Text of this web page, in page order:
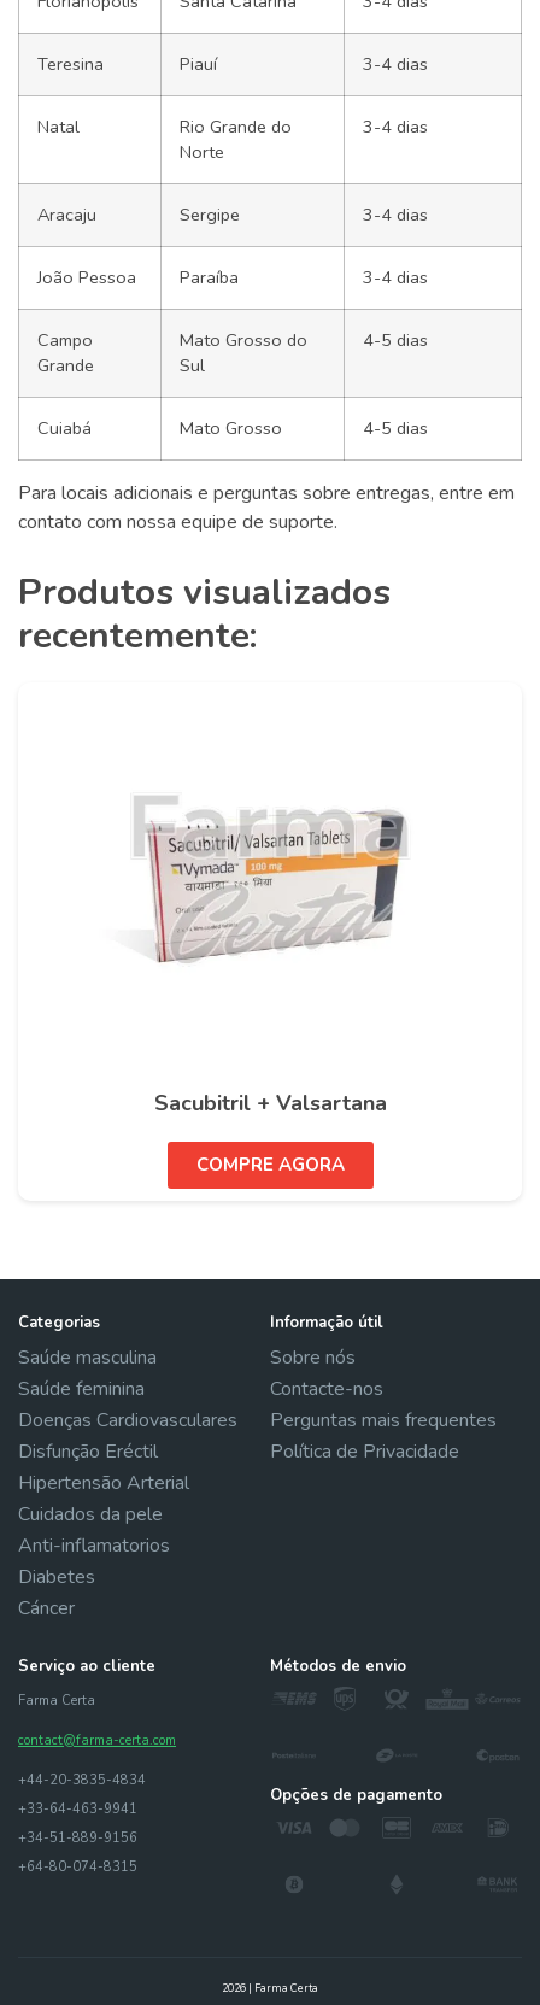
Teresina Piauí 3-4 dias
Natal
Rio Grande do
Norte
3-4 dias
Aracaju Sergipe 3-4 dias
João Pessoa Paraíba 3-4 dias
Campo
Grande
Mato Grosso do
Sul
4-5 dias
Cuiabá Mato Grosso 4-5 dias
Para locais adicionais e perguntas sobre entregas, entre em
contato com nossa equipe de suporte.
Produtos visualizados
recentemente:
Sacubitril + Valsartana
COMPRE AGORA
Categorias
Saúde masculina
Saúde feminina
Doenças Cardiovasculares
Disfunção Eréctil
Hipertensão Arterial
Cuidados da pele
Anti-inflamatorios
Diabetes
Cáncer
Informação útil
Sobre nós
Contacte-nos
Perguntas mais frequentes
Política de Privacidade
Serviço ao cliente
Farma Certa
contact@farma-certa.com
+44-20-3835-4834
+33-64-463-9941
+34-51-889-9156
+64-80-074-8315
Métodos de envio
Opções de pagamento
2026 | Farma Certa